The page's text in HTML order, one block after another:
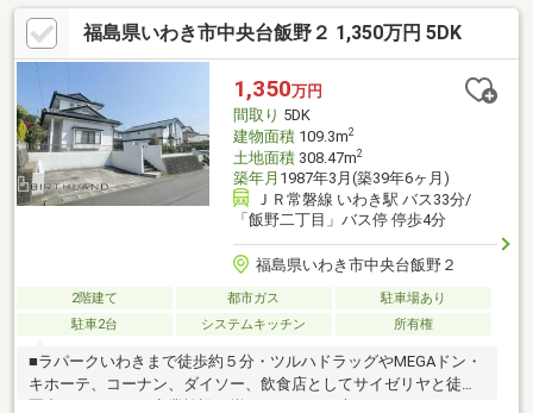
福島県いわき市中央台飯野２ 1,350万円 5DK
1,350万円
間取り 5DK
建物面積109.3m2
土地面積308.47m2
築年月 1987年3月(築39年6ヶ月)
ＪＲ常磐線 いわき駅 バス33分/
「飯野二丁目」バス停 停歩4分
福島県いわき市中央台飯野２
2階建て 都市ガス
駐車場あり
駐車2台
システムキッチン 所有権
■ラパークいわきまで徒歩約５分・ツルハドラッグやMEGAドン・
キホーテ、コーナン、ダイソー、飲食店としてサイゼリヤと徒歩